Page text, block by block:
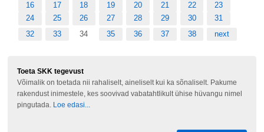
16
17 18 19 20 21 22
23
24
25 26 27 28 29 30
31
32
33 34 35 36 37 38 next
Toeta SKK tegevust
Võimalik on toetada nii rahaliselt, aineliselt kui ka sõnaliselt. Pakume
rakendust inimestele, kes soovivad vabatahtlikult ühise hüvangu nimel
pingutada.
Loe edasi...